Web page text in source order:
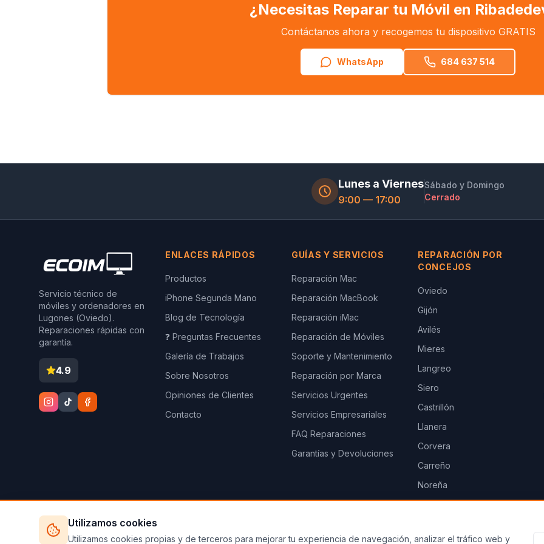
¿Necesitas Reparar tu Móvil en
Contáctanos ahora y recogemos tu dispositivo GRATIS
WhatsApp 684 637 514
Lunes a Viernes
9:00 — 17:00
Sábado y Domingo
Cerrado
Servicio técnico de
móviles y ordenadores en
Lugones (Oviedo).
Reparaciones rápidas con
garantía.
4.9
ENLACES RÁPIDOS
Productos
iPhone Segunda Mano
Blog de Tecnología
❓ Preguntas Frecuentes
Galería de Trabajos
Sobre Nosotros
Opiniones de Clientes
Contacto
GUÍAS Y SERVICIOS
Reparación Mac
Reparación MacBook
Reparación iMac
Reparación de Móviles
Soporte y Mantenimiento
Reparación por Marca
Servicios Urgentes
Servicios Empresariales
FAQ Reparaciones
Garantías y Devoluciones
REPARACIÓN POR
CONCEJOS
Oviedo
Gijón
Avilés
Mieres
Langreo
Siero
Castrillón
Llanera
Corvera
Carreño
Noreña
©2026Ecoim.es — Web desarrollada por Marco López, CEO de NeonX.es y
Utilizamos cookies
Utilizamos cookies propias y de terceros para mejorar tu experiencia de navegación, analizar el tráfico web y